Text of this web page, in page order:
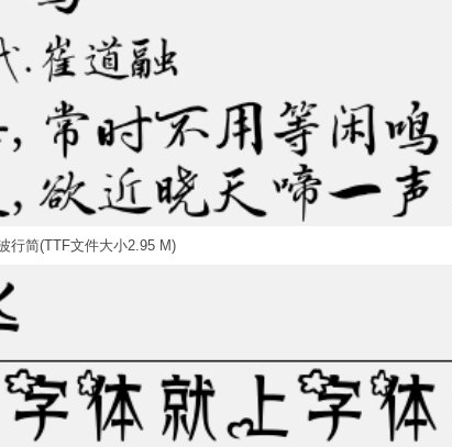
行简(TTF文件大小2.95 M)